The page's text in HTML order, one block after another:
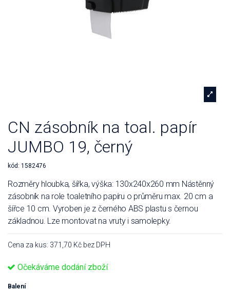
CN zásobník na toal. papír
JUMBO 19, černý
kód: 1582476
Rozměry hloubka, šířka, výška: 130x240x260 mm Nástěnný
zásobník na role toaletního papíru o průměru max. 20 cm a
šířce 10 cm. Vyroben je z černého ABS plastu s černou
základnou. Lze montovat na vruty i samolepky.
Cena za kus: 371,70 Kč bez DPH
Očekáváme dodání zboží
Balení